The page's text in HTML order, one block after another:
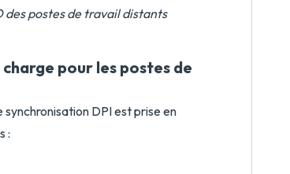
postes de travail distants
pour les postes de
DPI est prise en
: